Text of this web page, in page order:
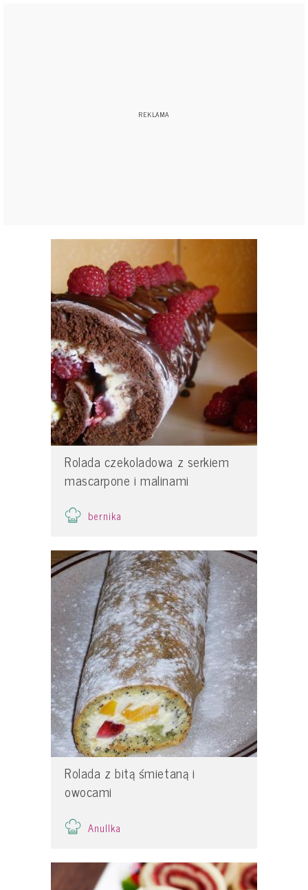
Rolada czekoladowa z serkiem
mascarpone i malinami
bernika
Rolada z bitą śmietaną i
owocami
Anullka